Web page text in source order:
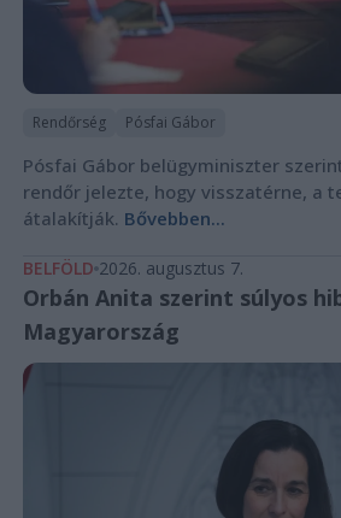
Rendőrség Pósfai Gábor
Pósfai Gábor belügyminiszter
rendőr jelezte, hogy visszatérne, a
átalakítják. Bővebben...
BELFÖLD 2026. augusztus 7.
Orbán Anita szerint súlyos
Magyarország